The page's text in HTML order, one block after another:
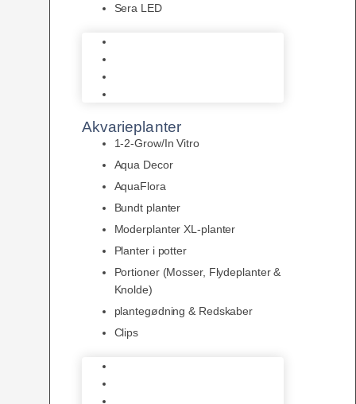
Sera LED
Akvarieplanter
1-2-Grow/In Vitro
Aqua Decor
AquaFlora
Bundt planter
Moderplanter XL-planter
Planter i potter
Portioner (Mosser, Flydeplanter &
Knolde)
plantegødning & Redskaber
Clips